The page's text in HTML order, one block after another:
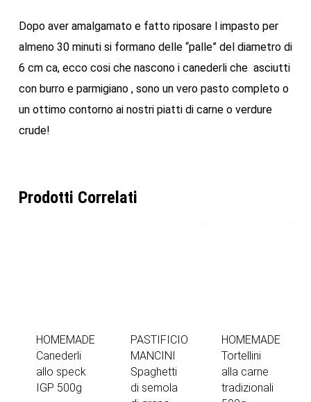
Dopo aver amalgamato e fatto riposare l impasto per
almeno 30 minuti si formano delle “palle” del diametro di
6 cm ca, ecco cosi che nascono i canederli che asciutti
con burro e parmigiano , sono un vero pasto completo o
un ottimo contorno ai nostri piatti di carne o verdure
crude!
Prodotti Correlati
HOMEMADE
Canederli
allo speck
IGP 500g
PASTIFICIO
MANCINI
Spaghetti
di semola
HOMEMADE
Tortellini
alla carne
tradizionali